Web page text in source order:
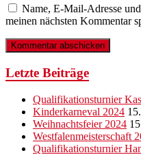
Name, E-Mail-Adresse
meinen nächsten Kommentar
Letzte Beiträge
Qualifikationsturnier
Kinderkarneval 2024
Weihnachtsfeier 2024
Westfalenmeisterschaft
Qualifikationsturnier